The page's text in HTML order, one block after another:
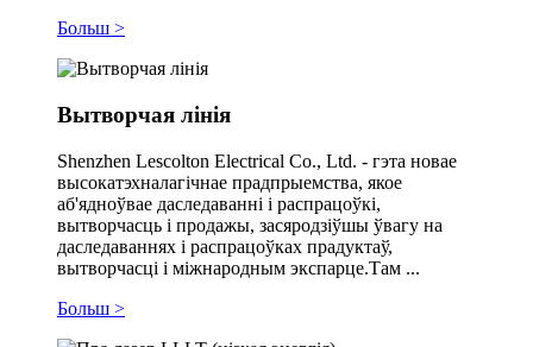
Больш >
Вытворчая лінія
Shenzhen Lescolton Electrical Co., Ltd. - гэта новае
высокатэхналагічнае прадпрыемства, якое
аб'ядноўвае даследаванні і распрацоўкі,
вытворчасць і продажы, засяродзіўшы ўвагу на
даследаваннях і распрацоўках прадуктаў,
вытворчасці і міжнародным экспарце.Там ...
Больш >